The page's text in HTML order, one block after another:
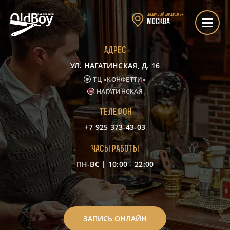
Выбери свой барбершоп:▼
Москва
Адрес
УЛ. НАГАТИНСКАЯ, Д. 16
ТЦ «КОНФЕТТИ»
НАГАТИНСКАЯ
Телефон
+7 925 373-43-03
Часы работы
ПН-ВС | 10:00 - 22:00
ЗАПИСЬ ОНЛАЙН